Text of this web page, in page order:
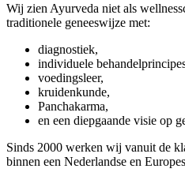
Wij zien Ayurveda niet als
traditionele geneeswijze met:
diagnostiek,
individuele
voedingsleer,
kruidenkunde,
Panchakarma,
en een diepgaande visie op
Sinds 2000 werken wij vanuit de
binnen een Nederlandse en